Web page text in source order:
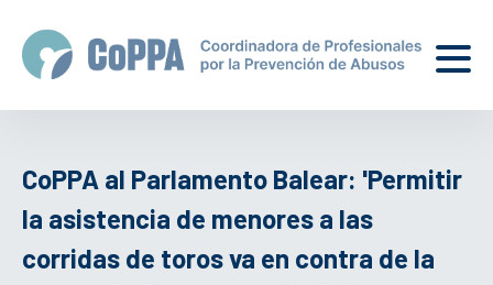
CoPPA al Parlamento Balear: 'Permitir
la asistencia de menores a las
corridas de toros va en contra de la